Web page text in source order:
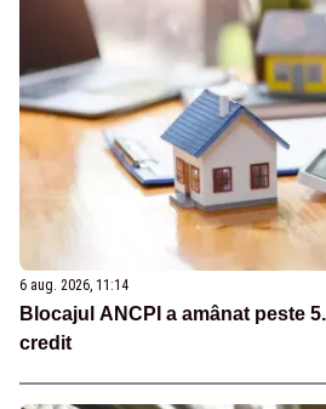
6 aug. 2026, 11:14
Blocajul ANCPI a amânat peste
credit